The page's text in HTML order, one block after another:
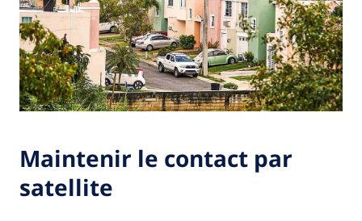
Maintenir le contact par
satellite